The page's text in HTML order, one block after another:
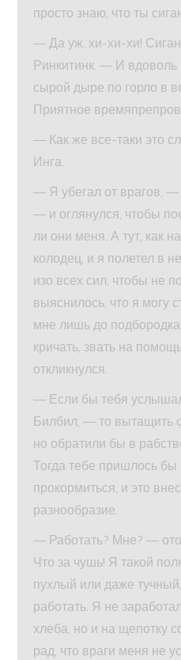
просто знаю, что ты
— Да уж, хи-хи-хи!
Ринкитинк. — И вдоволь
сырой дыре по горло в
Приятное
— Как же все-таки это
Инга.
— Я убегал от врагов, —
— и оглянулся, чтобы
ли они меня. А тут, как
колодец, и я полетел в
изо всех сил, чтобы не
выяснилось, что я могу
мне лишь до
кричать, звать на
откликнулся.
— Если бы тебя
Билбил, — то вытащить
но обратили бы в
Тогда тебе пришлось бы
прокормиться, и это
разнообразие.
— Работать? Мне? —
Что за чушь! Я такой
пухлый или даже
работать. Я не
хлеба, но и на щепотку
рад, что враги меня не